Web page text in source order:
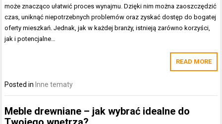
może znacząco ułatwić proces wynajmu. Dzięki nim można zaoszczędzić
czas, uniknąć niepotrzebnych problemów oraz zyskać dostęp do bogatej
oferty mieszkań. Jednak, jak w każdej branży, istnieją zarówno korzyści,
jak i potencjalne…
READ MORE
Posted in Inne tematy
Meble drewniane – jak wybrać idealne do